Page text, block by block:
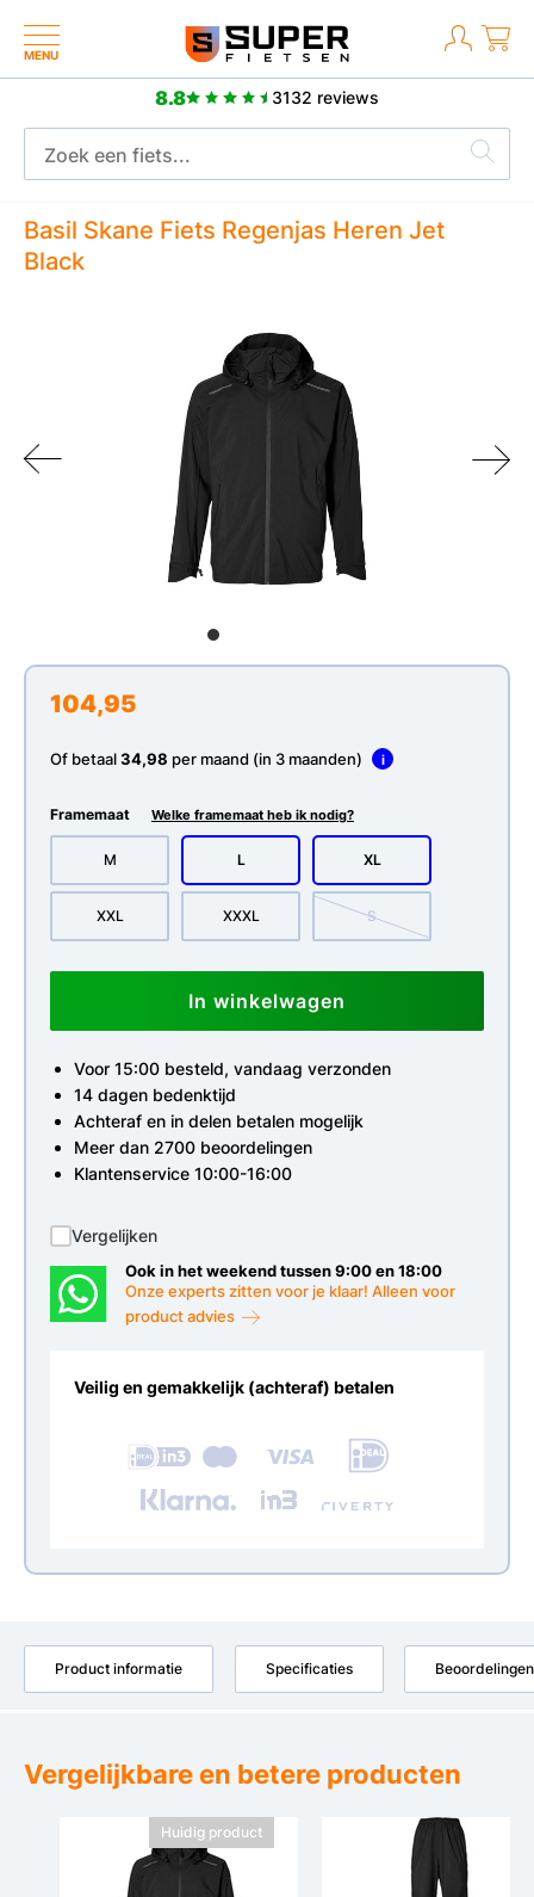
MENU
8.8 3132 reviews
8.8 3132 reviews
Basil Skane Fiets Regenjas Heren Jet
Black
104,95
Of betaal34,98 per maand (in 3 maanden) i
Framemaat Welke framemaat heb ik nodig?
M L XL
XXL XXXL S
In winkelwagen
Voor 15:00 besteld, vandaag verzonden
14 dagen bedenktijd
Achteraf en in delen betalen mogelijk
Meer dan 2700 beoordelingen
Klantenservice 10:00-16:00
Vergelijken
Ook in het weekend tussen 9:00 en 18:00
Onze experts zitten voor je klaar! Alleen voor
product advies
Veilig en gemakkelijk (achteraf) betalen
Product informatie Specificaties Beoordelingen
Vergelijkbare en betere producten
Huidig product